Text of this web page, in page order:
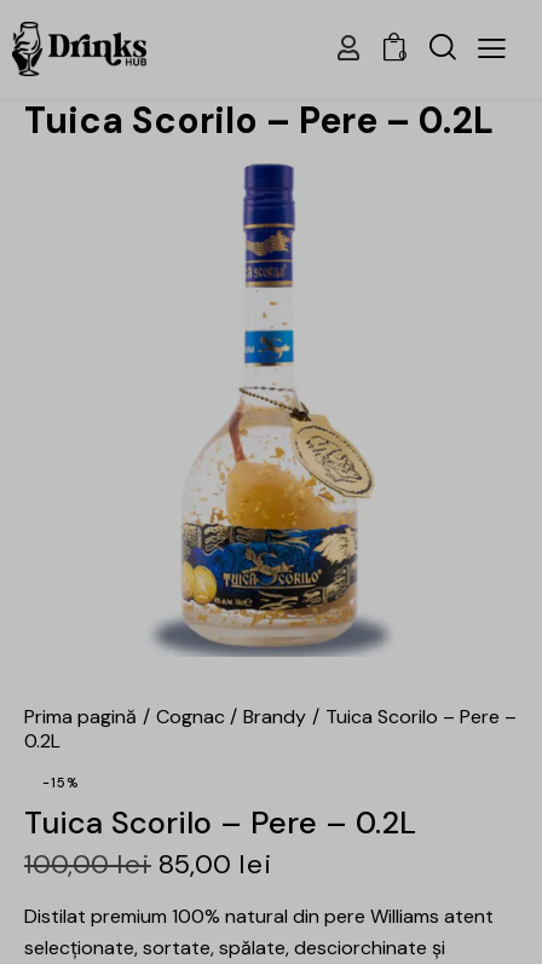
0
Tuica Scorilo – Pere – 0.2L
Prima pagină Cognac Brandy
Tuica Scorilo – Pere –
0.2L
-15%
Tuica Scorilo – Pere – 0.2L
100,00lei 85,00 lei
Distilat premium 100% natural din pere Williams atent
selecționate, sortate, spălate, desciorchinate și